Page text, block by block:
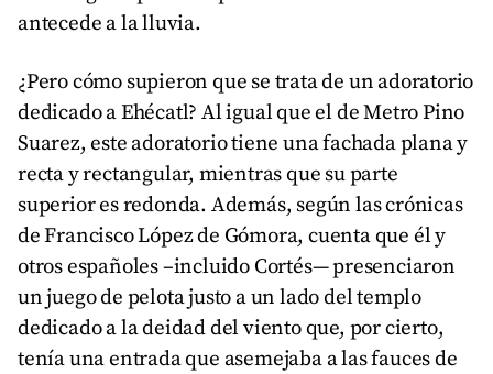
antecede a la lluvia.
¿Pero cómo supieron que se trata de un adoratorio
dedicado a Ehécatl? Al igual que el de Metro Pino
Suarez, este adoratorio tiene una fachada plana y
recta y rectangular, mientras que su parte
superior es redonda. Además, según las crónicas
de Francisco López de Gómora, cuenta que él y
otros españoles –incluido Cortés— presenciaron
un juego de pelota justo a un lado del templo
dedicado a la deidad del viento que, por cierto,
tenía una entrada que asemejaba a las fauces de